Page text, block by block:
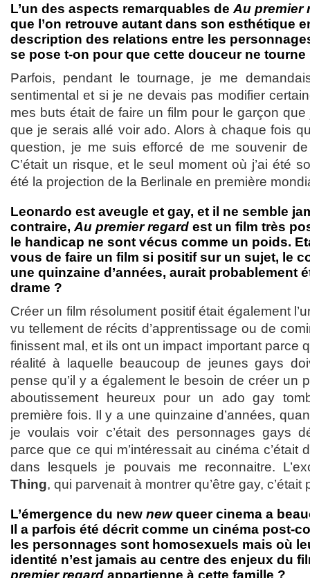
L’un des aspects remarquables de Au premier
que l’on retrouve autant dans son esthétique
description des relations entre les
se pose t-on pour que cette douceur ne tourne
Parfois, pendant le tournage, je me
sentimental et si je ne devais pas modifier
mes buts était de faire un film pour le garçon que
que je serais allé voir ado. Alors à chaque fois
question, je me suis efforcé de me souvenir
C’était un risque, et le seul moment où j’ai été
été la projection de la Berlinale en première
Leonardo est aveugle et gay, et il ne semble
contraire, Au premier regard est un film très
le handicap ne sont vécus comme un poids.
vous de faire un film si positif sur un sujet, le
une quinzaine d’années, aurait probablement
drame ?
Créer un film résolument positif était également
vu tellement de récits d’apprentissage ou de
finissent mal, et ils ont un impact important parce
réalité à laquelle beaucoup de jeunes gays
pense qu’il y a également le besoin de créer un
aboutissement heureux pour un ado gay
première fois. Il y a une quinzaine d’années,
je voulais voir c’était des personnages gays
parce que ce qui m’intéressait au cinéma c’était
dans lesquels je pouvais me reconnaitre.
Thing, qui parvenait à montrer qu’être gay, c’était
L’émergence du new newqueer cinema a
Il a parfois été décrit comme un cinéma post-
les personnages sont homosexuels mais où
identité n’est jamais au centre des enjeux du
premier regard appartienne à cette famille ?